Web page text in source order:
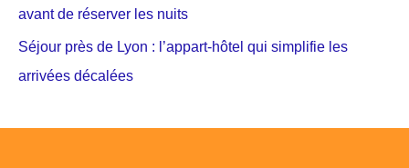
avant de réserver les nuits
Séjour près de Lyon : l’appart-hôtel qui simplifie les
arrivées décalées